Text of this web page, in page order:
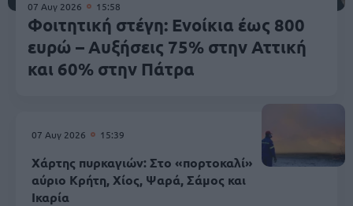
07 Αυγ 2026 15:58
Φοιτητική στέγη: Ενοίκια έως 800
ευρώ – Αυξήσεις 75% στην Αττική
και 60% στην Πάτρα
07 Αυγ 2026 15:39
Χάρτης πυρκαγιών: Στο «πορτοκαλί»
αύριο Κρήτη, Χίος, Ψαρά, Σάμος και
Ικαρία